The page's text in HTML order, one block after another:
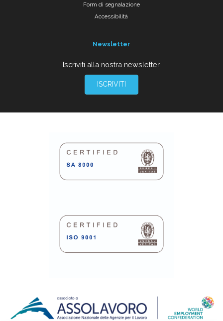
Form di segnalazione
Accessibilità
Newsletter
Iscriviti alla nostra newsletter
ISCRIVITI